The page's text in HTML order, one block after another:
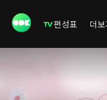
편성표 더보